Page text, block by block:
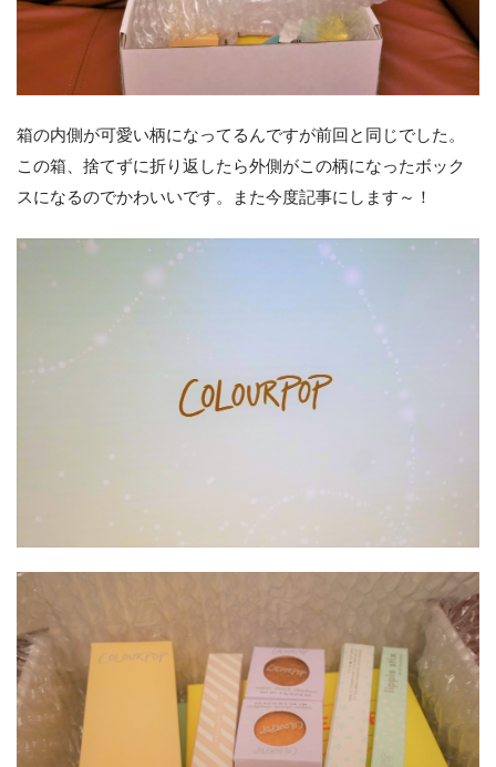
箱の内側が可愛い柄になってるんですが前回と同じでした。
この箱、捨てずに折り返したら外側がこの柄になったボック
スになるのでかわいいです。また今度記事にします～！